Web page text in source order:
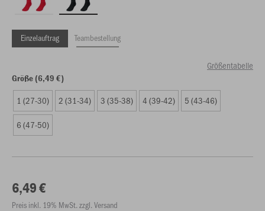
Einzelauftrag Teambestellung
Größentabelle
Größe (6,49 €)
1 (27-30) 2 (31-34) 3 (35-38) 4 (39-42) 5 (43-46)
6 (47-50)
6,49 €
Preis inkl. 19% MwSt. zzgl. Versand